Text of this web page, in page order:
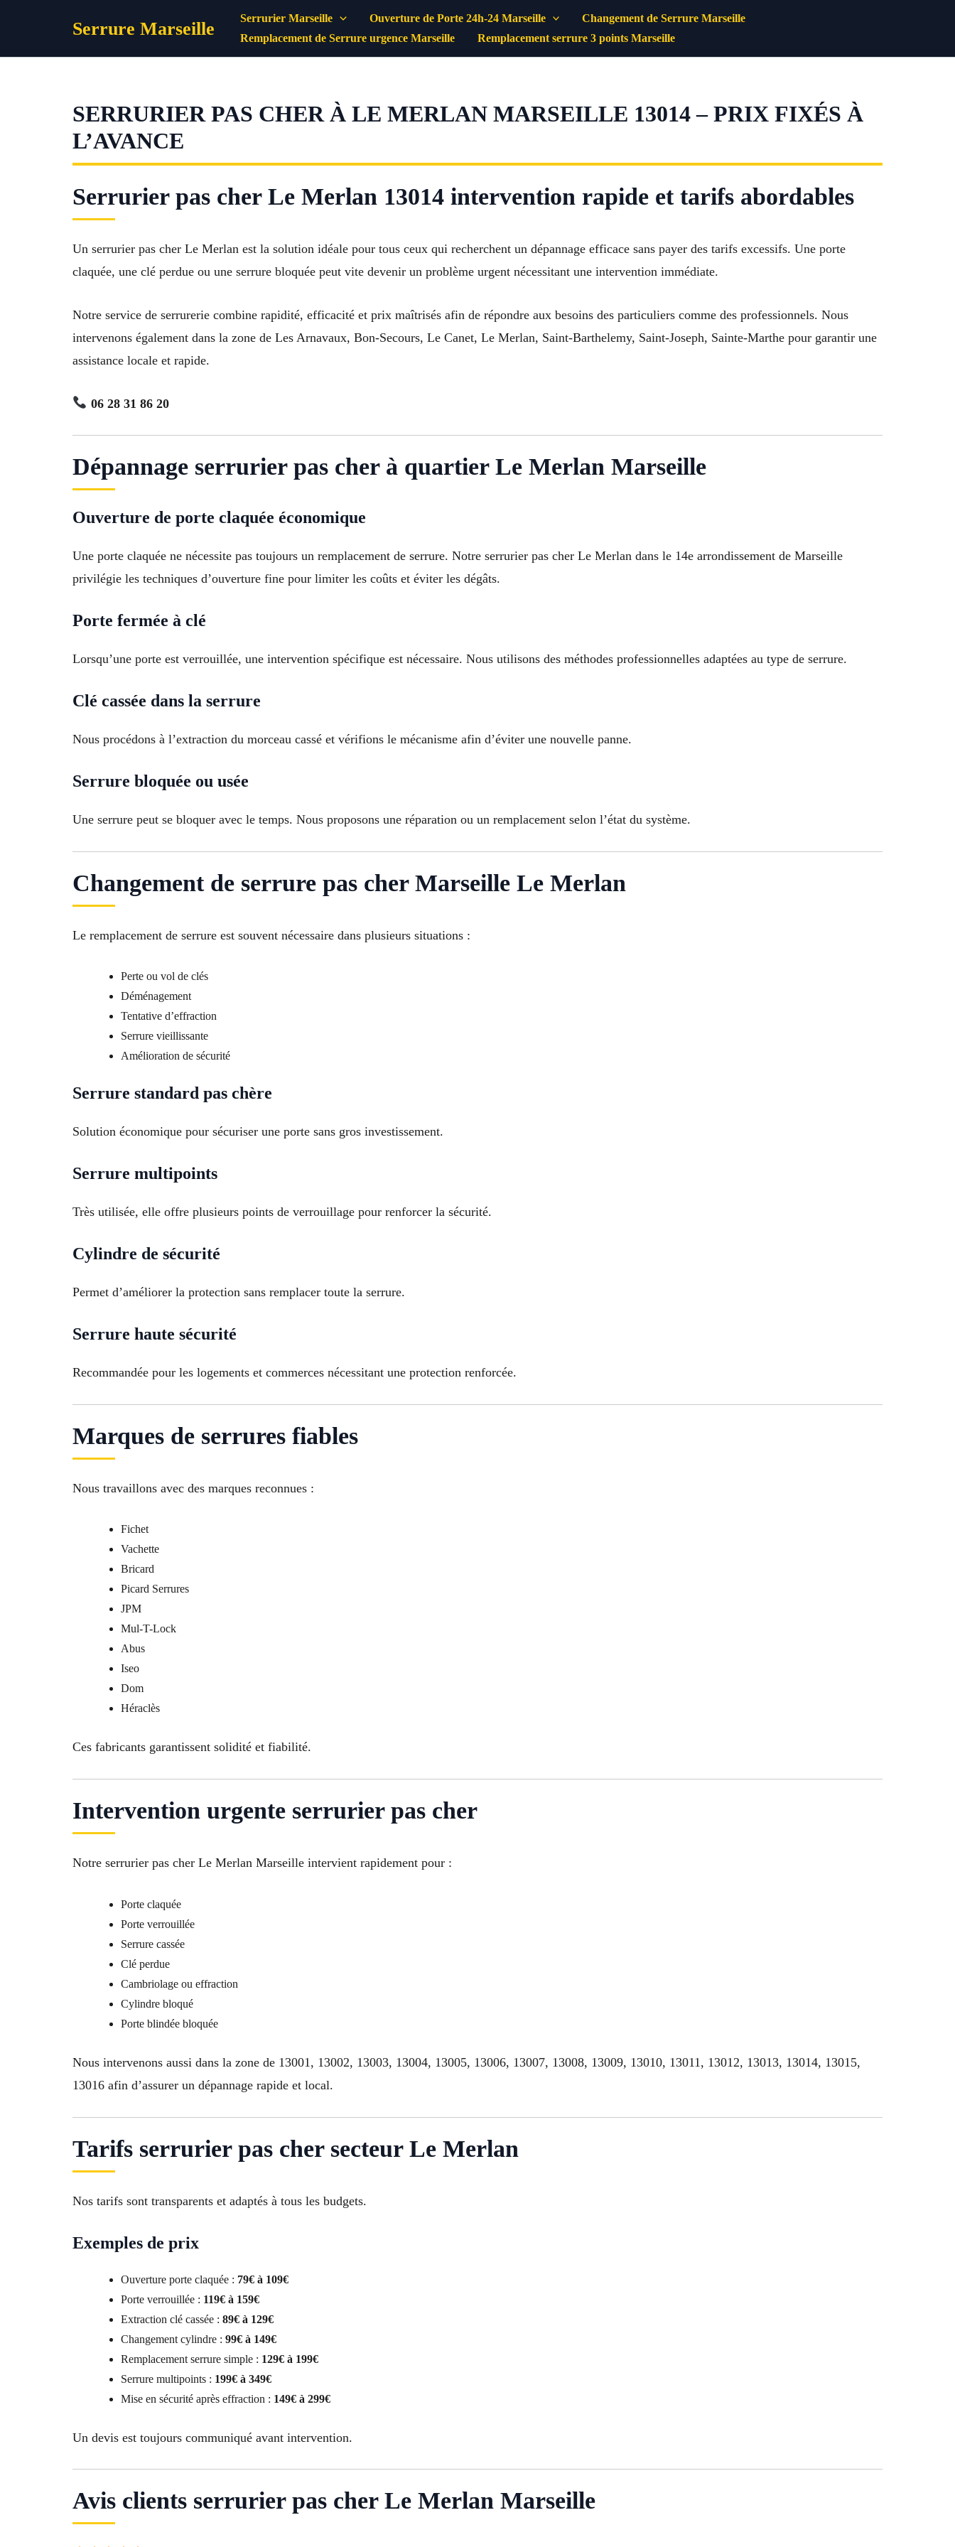
Serrure Marseille Serrurier Marseille Ouverture de Porte 24h-24 Marseille
Changement de Serrure Marseille
Remplacement de Serrure urgence Marseille
Remplacement serrure 3 points Marseille
SERRURIER PAS CHER À LE MERLAN MARSEILLE 13014 – PRIX FIXÉS À
L’AVANCE
Serrurier pas cher Le Merlan 13014 intervention rapide et tarifs abordables
Un serrurier pas cher Le Merlan est la solution idéale pour tous ceux qui recherchent un dépannage efficace sans payer des tarifs excessifs. Une porte
claquée, une clé perdue ou une serrure bloquée peut vite devenir un problème urgent nécessitant une intervention immédiate.
Notre service de serrurerie combine rapidité, efficacité et prix maîtrisés afin de répondre aux besoins des particuliers comme des professionnels. Nous
intervenons également dans la zone de Les Arnavaux, Bon-Secours, Le Canet, Le Merlan, Saint-Barthelemy, Saint-Joseph, Sainte-Marthe pour garantir une
assistance locale et rapide.
06 28 31 86 20
Dépannage serrurier pas cher à quartier Le Merlan Marseille
Ouverture de porte claquée économique
Une porte claquée ne nécessite pas toujours un remplacement de serrure. Notre serrurier pas cher Le Merlan dans le 14e arrondissement de Marseille
privilégie les techniques d’ouverture fine pour limiter les coûts et éviter les dégâts.
Porte fermée à clé
Lorsqu’une porte est verrouillée, une intervention spécifique est nécessaire. Nous utilisons des méthodes professionnelles adaptées au type de serrure.
Clé cassée dans la serrure
Nous procédons à l’extraction du morceau cassé et vérifions le mécanisme afin d’éviter une nouvelle panne.
Serrure bloquée ou usée
Une serrure peut se bloquer avec le temps. Nous proposons une réparation ou un remplacement selon l’état du système.
Changement de serrure pas cher Marseille Le Merlan
Le remplacement de serrure est souvent nécessaire dans plusieurs situations :
Perte ou vol de clés
Déménagement
Tentative d’effraction
Serrure vieillissante
Amélioration de sécurité
Serrure standard pas chère
Solution économique pour sécuriser une porte sans gros investissement.
Serrure multipoints
Très utilisée, elle offre plusieurs points de verrouillage pour renforcer la sécurité.
Cylindre de sécurité
Permet d’améliorer la protection sans remplacer toute la serrure.
Serrure haute sécurité
Recommandée pour les logements et commerces nécessitant une protection renforcée.
Marques de serrures fiables
Nous travaillons avec des marques reconnues :
Fichet
Vachette
Bricard
Picard Serrures
JPM
Mul-T-Lock
Abus
Iseo
Dom
Héraclès
Ces fabricants garantissent solidité et fiabilité.
Intervention urgente serrurier pas cher
Notre serrurier pas cher Le Merlan Marseille intervient rapidement pour :
Porte claquée
Porte verrouillée
Serrure cassée
Clé perdue
Cambriolage ou effraction
Cylindre bloqué
Porte blindée bloquée
Nous intervenons aussi dans la zone de 13001, 13002, 13003, 13004, 13005, 13006, 13007, 13008, 13009, 13010, 13011, 13012, 13013, 13014, 13015,
13016 afin d’assurer un dépannage rapide et local.
Tarifs serrurier pas cher secteur Le Merlan
Nos tarifs sont transparents et adaptés à tous les budgets.
Exemples de prix
Ouverture porte claquée : 79€ à 109€
Porte verrouillée : 119€ à 159€
Extraction clé cassée : 89€ à 129€
Changement cylindre : 99€ à 149€
Remplacement serrure simple : 129€ à 199€
Serrure multipoints : 199€ à 349€
Mise en sécurité après effraction : 149€ à 299€
Un devis est toujours communiqué avant intervention.
Avis clients serrurier pas cher Le Merlan Marseille